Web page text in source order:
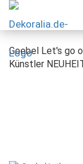
Goebel Let's go
Künstler